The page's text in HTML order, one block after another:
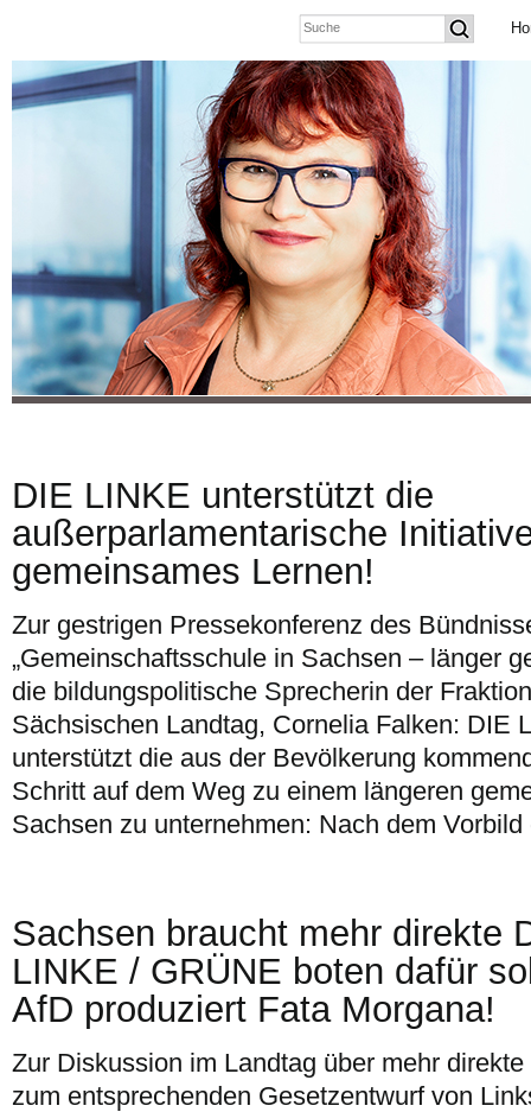
DIE LINKE unterstützt die
außerparlamentarische
gemeinsames Lernen!
Zur gestrigen Pressekonferenz des
„Gemeinschaftsschule in Sachsen – länger
die bildungspolitische Sprecherin der
Sächsischen Landtag, Cornelia Falken: DIE
unterstützt die aus der Bevölkerung
Schritt auf dem Weg zu einem längeren
Sachsen zu unternehmen: Nach dem
Sachsen braucht mehr direkte
LINKE / GRÜNE boten dafür
AfD produziert Fata Morgana!
Zur Diskussion im Landtag über mehr
zum entsprechenden Gesetzentwurf von